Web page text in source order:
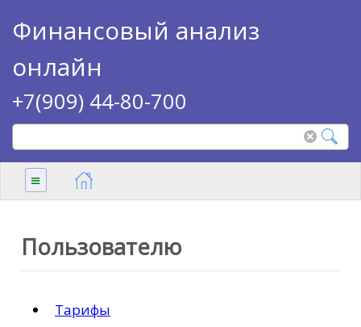
Финансовый анализ
онлайн
+7(909) 44-80-700
≡
Пользователю
Тарифы